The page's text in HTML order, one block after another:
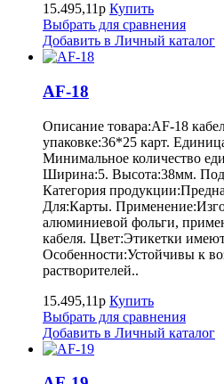
15.495,11р Купить
Выбрать для сравнения
Добавить в Личный каталог
AF-18
Описание товара:AF-18
упаковке:36*25 карт.
Минимальное количество
Ширина:5. Высота:38мм.
Категория
Для:Карты.
алюминиевой фольги,
кабеля. Цвет:Этикетки
Особенности:Устойчивы к
растворителей..
15.495,11р Купить
Выбрать для сравнения
Добавить в Личный каталог